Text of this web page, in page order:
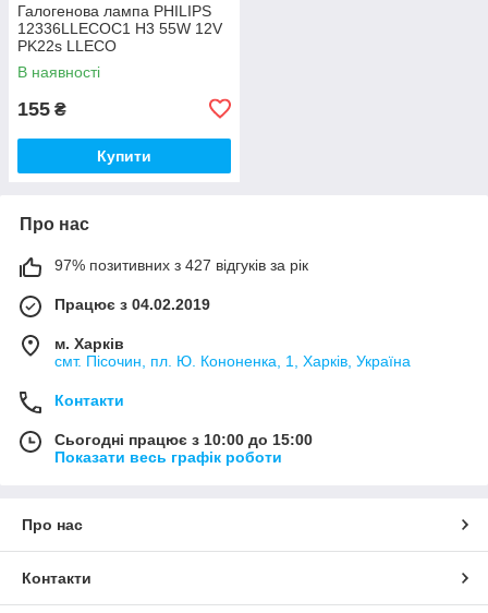
Галогенова лампа PHILIPS
12336LLECOC1 H3 55W 12V
PK22s LLECO
В наявності
155 ₴
Купити
Про нас
97% позитивних з 427 відгуків за рік
Працює з 04.02.2019
м. Харків
смт. Пісочин, пл. Ю. Кононенка, 1, Харків, Україна
Контакти
Сьогодні працює з 10:00 до 15:00
Показати весь графік роботи
Про нас
Контакти